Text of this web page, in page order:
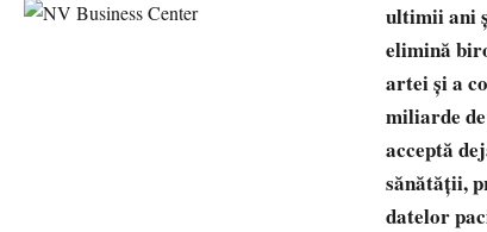
ultimii ani
elimină
artei și a
miliarde
acceptă
sănătății,
datelor